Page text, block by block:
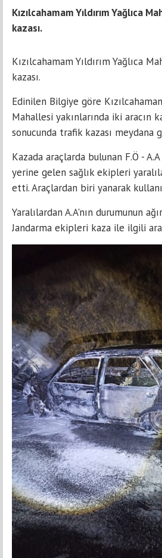
Kızılcahamam Yıldırım Yağlıca
kazası.
Kızılcahamam Yıldırım Yağlıca
kazası.
Edinilen Bilgiye göre
Mahallesi yakınlarında iki aracın
sonucunda trafik kazası meydana
Kazada araçlarda bulunan F.Ö -
yerine gelen sağlık ekipleri
etti. Araçlardan biri yanarak
Yaralılardan A.A'nın durumunun
Jandarma ekipleri kaza ile ilgili